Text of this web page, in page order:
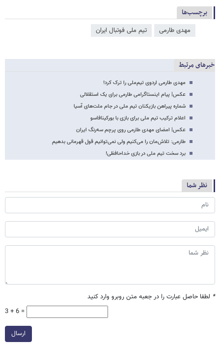
برچسب‌ها
مهدی طارمی تیم ملی فوتبال ایران
خبرهای مرتبط
مهدی طارمی اردوی تیم‌ملی را ترک کرد!
عکس‌| پیام اینستاگرامی طارمی برای یک استقلالی
شماره پیراهن بازیکنان تیم ملی در جام ملت‌های آسیا
اعلام ترکیب تیم ملی برای بازی با بورکینافاسو
عکس| امضای مهدی طارمی روی پرچم سه‌رنگ ایران
طارمی: تلاش‌مان را می‌کنیم ولی نمی‌توانیم قول قهرمانی بدهیم
برد سخت تیم ملی در بازی خداحافظی!
نظر شما
* لطفا حاصل عبارت را در جعبه متن روبرو وارد کنید
3 + 6 =
ارسال